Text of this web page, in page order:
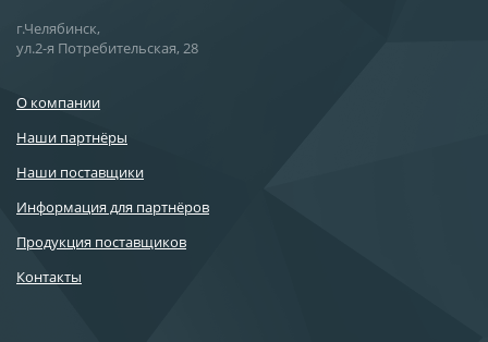
г.Челябинск,
ул.2-я Потребительская, 28
О компании
Наши партнёры
Наши поставщики
Информация для партнёров
Продукция поставщиков
Контакты